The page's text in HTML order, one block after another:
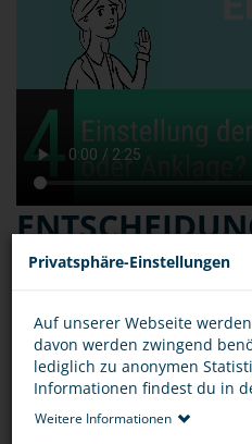
VERFAHRENS
ANKLAGE
Privatsphäre-Einstellungen
Auf unserer Webseite
davon werden zwingend
lediglich zu anonymen
Informationen findest du in
Weitere Informationen